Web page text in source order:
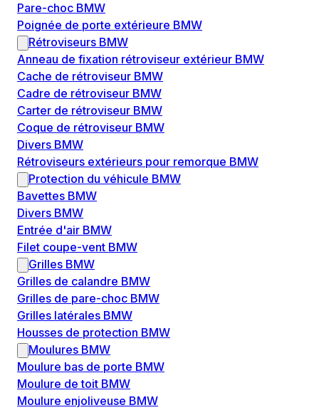
Pare-choc BMW
Poignée de porte extérieure BMW
Rétroviseurs BMW
Anneau de fixation rétroviseur extérieur BMW
Cache de rétroviseur BMW
Cadre de rétroviseur BMW
Carter de rétroviseur BMW
Coque de rétroviseur BMW
Divers BMW
Rétroviseurs extérieurs pour remorque BMW
Protection du véhicule BMW
Bavettes BMW
Divers BMW
Entrée d'air BMW
Filet coupe-vent BMW
Grilles BMW
Grilles de calandre BMW
Grilles de pare-choc BMW
Grilles latérales BMW
Housses de protection BMW
Moulures BMW
Moulure bas de porte BMW
Moulure de toit BMW
Moulure enjoliveuse BMW